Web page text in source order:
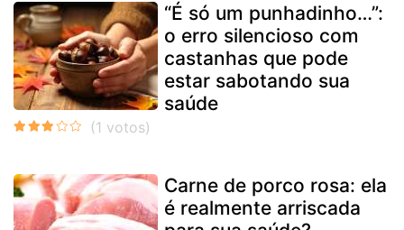
“É só um punhadinho…”:
o erro silencioso com
castanhas que pode
estar sabotando sua
saúde
Carne de porco rosa: ela
é realmente arriscada